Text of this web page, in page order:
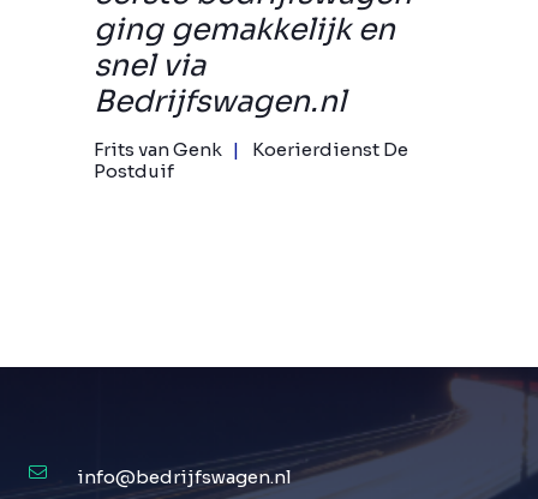
ging gemakkelijk en
snel via
Bedrijfswagen.nl
Frits van Genk
Koerierdienst De
Postduif
info@bedrijfswagen.nl